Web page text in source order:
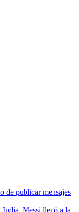
de publicar mensajes
India, Messi llegó a la